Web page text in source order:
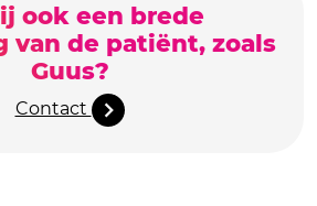
ook een brede
van de patiënt, zoals
Guus?
Contact